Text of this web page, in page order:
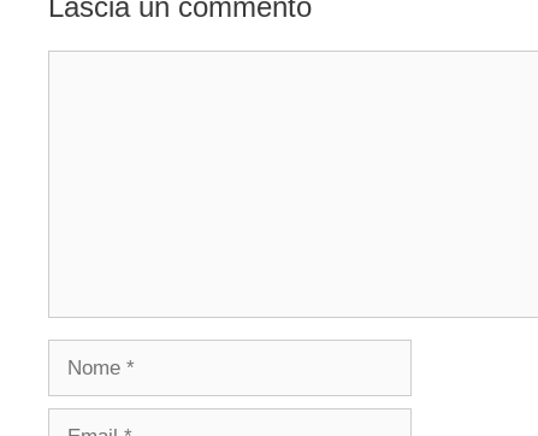
Lascia un commento
Nome
Email